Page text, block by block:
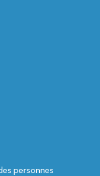
personnes